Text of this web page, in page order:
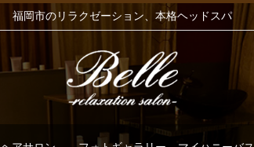
福岡市のリラクゼーション、本格ヘッドスパ